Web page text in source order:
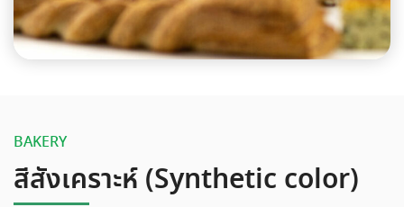
BAKERY
สีสังเคราะห์ (Synthetic color)